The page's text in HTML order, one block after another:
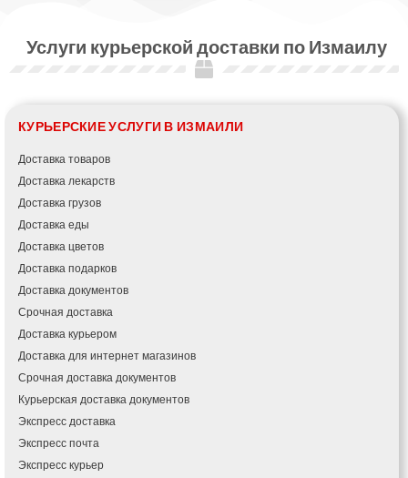
Услуги курьерской доставки по Измаилу
КУРЬЕРСКИЕ УСЛУГИ В ИЗМАИЛИ
Доставка товаров
Доставка лекарств
Доставка грузов
Доставка еды
Доставка цветов
Доставка подарков
Доставка документов
Срочная доставка
Доставка курьером
Доставка для интернет магазинов
Срочная доставка документов
Курьерская доставка документов
Экспресс доставка
Экспресс почта
Экспресс курьер